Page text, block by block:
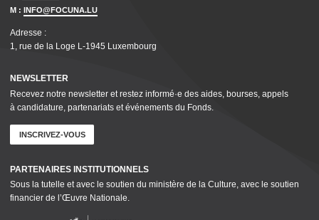
M : INFO@FOCUNA.LU
Adresse :
1, rue de la Loge L‑1945 Luxembourg
NEWSLETTER
Recevez notre newsletter et restez informé·e des aides, bourses, appels
à candidature, parte­nar­i­ats et événements du Fonds.
INSCRIVEZ-VOUS
PARTENAIRES INSTI­TU­TION­NELS
Sous la tutelle et avec le soutien du ministère de la Culture, avec le soutien
financier de l’Œuvre Nationale.